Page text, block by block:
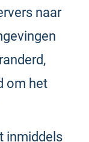
naar
om het
inmiddels